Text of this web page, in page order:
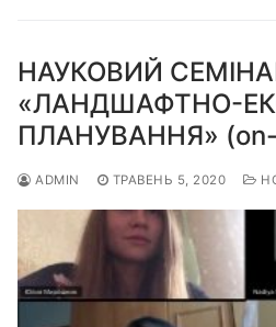
НАУКОВИЙ
«ЛАНДШАФТНО-
ПЛАНУВАННЯ»
ADMIN ТРАВЕНЬ 5, 2020